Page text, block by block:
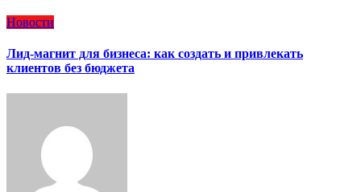
Новости
Лид-магнит для бизнеса: как создать и привлекать
клиентов без бюджета